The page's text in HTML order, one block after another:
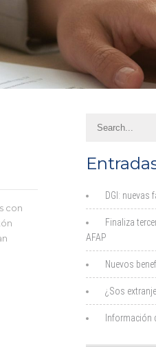
con
DGI: nuevas
Finaliza
AFAP
Nuevos
¿Sos
Información